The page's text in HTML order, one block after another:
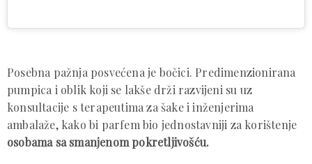
Posebna pažnja posvećena je bočici. Predimenzionirana
pumpica i oblik koji se lakše drži razvijeni su uz
konsultacije s terapeutima za šake i inženjerima
ambalaže, kako bi parfem bio jednostavniji za korištenje
osobama sa smanjenom pokretljivošću.